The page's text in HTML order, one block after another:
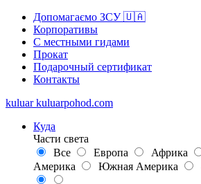
Допомагаємо ЗСУ 🇺🇦
Корпоративы
С местными гидами
Прокат
Подарочный сертификат
Контакты
kuluar kuluarpohod.com
Куда
Части света
Все
Европа Африка
Америка
Южная Америка